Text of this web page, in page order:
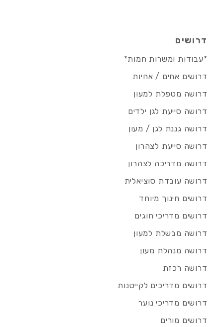
דרושים
*עבודות ומשרות חמות*
דרושים אחים / אחיות
דרושה מטפלת למעון
דרושה סייעת לגן ילדים
דרושה גננת לגן / מעון
דרושה סייעת לצהרון
דרושה מדריכה לצהרון
דרושה עובדת סוציאלית
דרושים חינוך מיוחד
דרושים מדריכי חוגים
דרושה מבשלת למעון
דרושה מנהלת מעון
דרושה רכזת
דרושים מדריכים לקייטנות
דרושים מדריכי נוער
דרושים מורים